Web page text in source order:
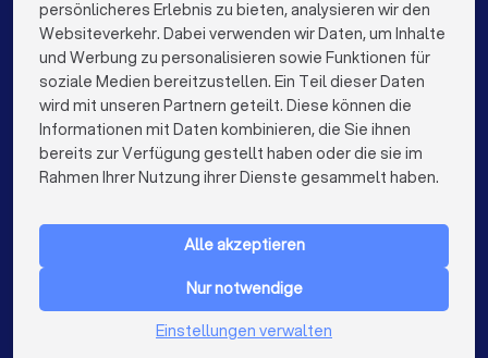
Dachdecker in Leipzig
Dachdecker in Duisburg
Dachdecker in Bochum
Dachdecker in Wuppertal
Dachdecker in Bielefeld
Dachdecker in Bonn
Dachdecker in Münster
info@trustlocal.de
FÜR PRIVATPERSONEN
Niederlande
persönlicheres Erlebnis zu bieten, analysieren wir den
Websiteverkehr. Dabei verwenden wir Daten, um Inhalte
und Werbung zu personalisieren sowie Funktionen für
soziale Medien bereitzustellen. Ein Teil dieser Daten
wird mit unseren Partnern geteilt. Diese können die
Informationen mit Daten kombinieren, die Sie ihnen
bereits zur Verfügung gestellt haben oder die sie im
Rahmen Ihrer Nutzung ihrer Dienste gesammelt haben.
Alle akzeptieren
Nur notwendige
Einstellungen verwalten